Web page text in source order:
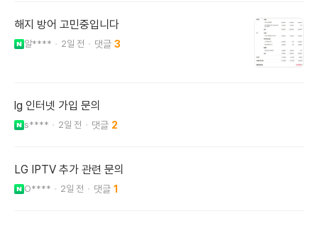
해지 방어 고민중입니다
알**** 2일 전 3
lg 인터넷 가입 문의
s**** 2일 전 2
LG IPTV 추가 관련 문의
O**** 2일 전 1